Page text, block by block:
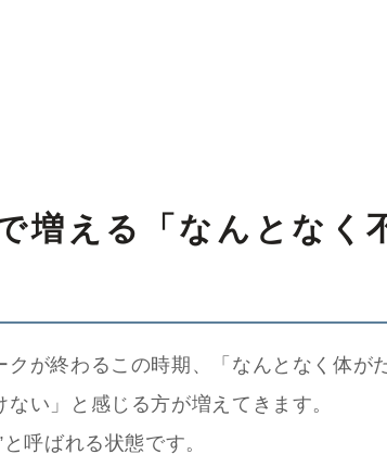
増える「なんとなく
クが終わるこの時期、「なんとなく体が
い」と感じる方が増えてきます。
呼ばれる状態です。